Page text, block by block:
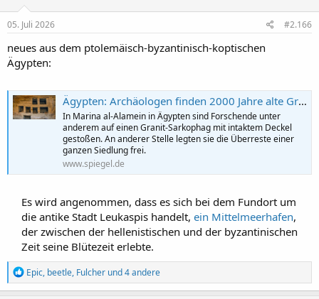
n
e
:
05. Juli 2026 #2.166
neues aus dem ptolemäisch-byzantinisch-koptischen
Ägypten:
Ägypten: Archäologen finden 2000 Jahre alte Gräber und byzantinische Stadt
In Marina al-Alamein in Ägypten sind Forschende unter
anderem auf einen Granit-Sarkophag mit intaktem Deckel
gestoßen. An anderer Stelle legten sie die Überreste einer
ganzen Siedlung frei.
www.spiegel.de
Es wird angenommen, dass es sich bei dem Fundort um
die antike Stadt Leukaspis handelt, ein Mittelmeerhafen,
der zwischen der hellenistischen und der byzantinischen
Zeit seine Blütezeit erlebte.​
R
e
a
Epic, beetle, Fulcher und 4 andere